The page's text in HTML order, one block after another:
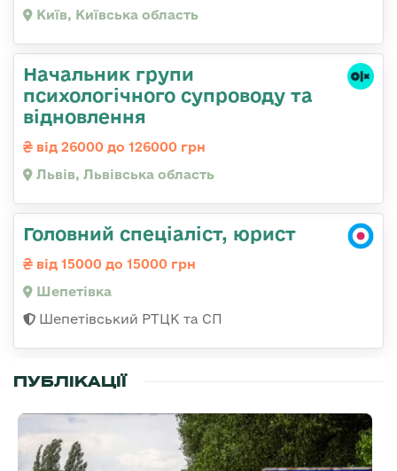
Київ, Київська область
Начальник групи
психологічного супроводу та
відновлення
від 26000 до 126000 грн
Львів, Львівська область
Головний спеціаліст, юрист
від 15000 до 15000 грн
Шепетівка
Шепетівський РТЦК та СП
ПУБЛІКАЦІЇ